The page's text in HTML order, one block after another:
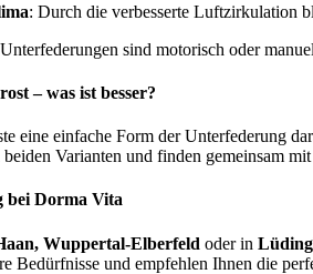
: Durch die verbesserte Luftzirkulation
sind motorisch oder
– was ist besser?
eine einfache Form der Unterfederung
Varianten und finden gemeinsam
bei Dorma Vita
Wuppertal-Elberfeld oder in
Bedürfnisse und empfehlen Ihnen die